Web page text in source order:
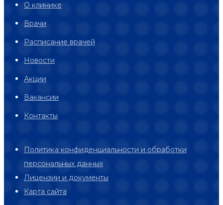
О клинике
Врачи
Расписание врачей
Новости
Акции
Вакансии
Контакты
Политика конфиденциальности и обработки
персональных данных
Лицензии и документы
Карта сайта